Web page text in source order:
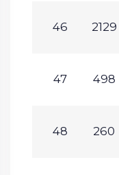
46 2129
47 498
48 260